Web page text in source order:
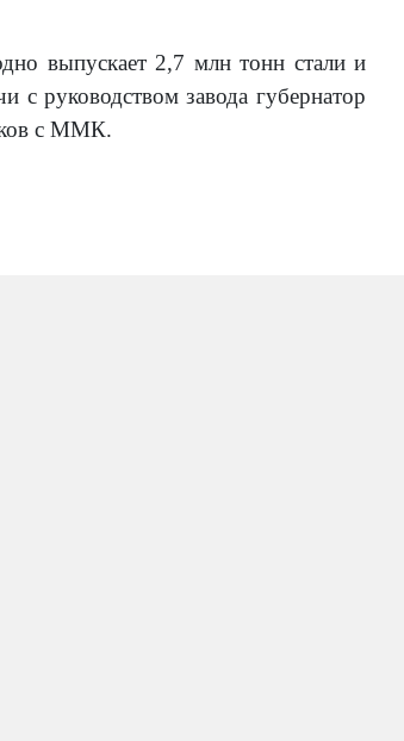
выпускает 2,7 млн тонн стали и
с руководством завода губернатор
с ММК.